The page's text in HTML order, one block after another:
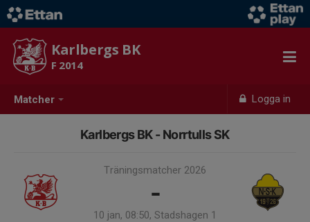
Matcher Logga in
Karlbergs BK
F 2014
Karlbergs BK - Norrtulls SK
Träningsmatcher 2026
-
10 jan, 08:50, Stadshagen 1